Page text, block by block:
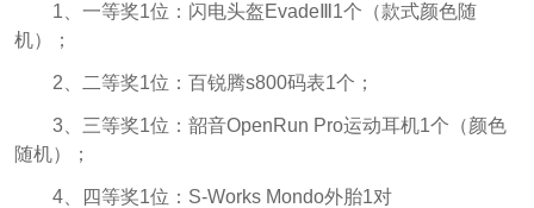
1、一等奖1位：闪电头盔EvadeⅢ1个（款式颜色随
机）；
2、二等奖1位：百锐腾s800码表1个；
3、三等奖1位：韶音OpenRun Pro运动耳机1个（颜色
随机）；
4、四等奖1位：S-Works Mondo外胎1对